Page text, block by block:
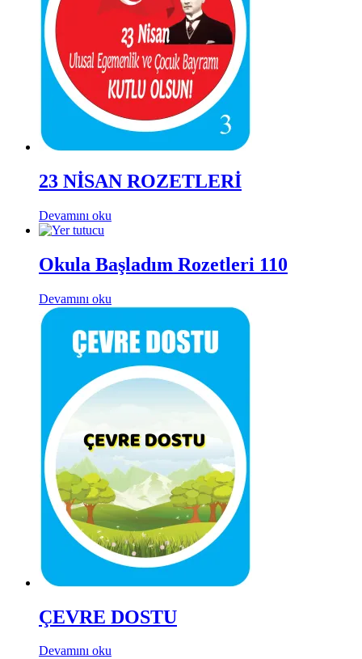
23 NİSAN ROZETLERİ
Devamını oku
Okula Başladım Rozetleri 110
Devamını oku
ÇEVRE DOSTU
Devamını oku